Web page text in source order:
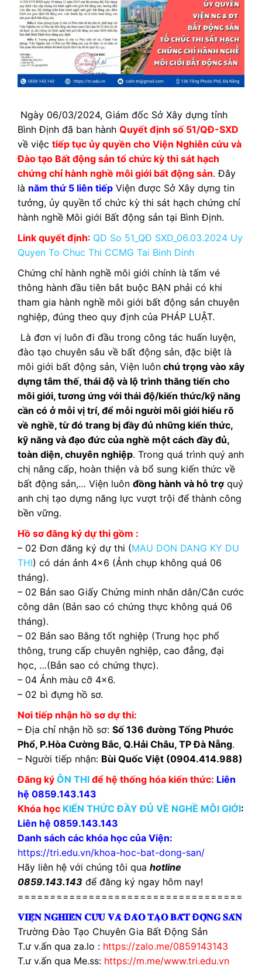
Ngày 06/03/2024, Giám đốc Sở Xây dựng tỉnh
Bình Định đã ban hành Quyết định số 51/QĐ-SXD
về việc tiếp tục ủy quyền cho Viện Nghiên cứu và
Đào tạo Bất động sản tổ chức kỳ thi sát hạch
chứng chỉ hành nghề môi giới bất động sản. Đây
là năm thứ 5 liên tiếp Viện được Sở Xây dựng tin
tưởng, ủy quyền tổ chức kỳ thi sát hạch chứng chỉ
hành nghề Môi giới Bất động sản tại Bình Định.
Link quyết định: QD So 51_QĐ SXD_06.03.2024 Uy
Quyen To Chuc Thi CCMG Tai Binh Dinh
Chứng chỉ hành nghề môi giới chính là tấm vé
thông hành đầu tiên bắt buộc BẠN phải có khi
tham gia hành nghề môi giới bất động sản chuyên
nghiệp, đúng theo quy định của PHÁP LUẬT.
Là đơn vị luôn đi đầu trong công tác huấn luyện,
đào tạo chuyên sâu về bất động sản, đặc biệt là
môi giới bất động sản, Viện luôn chú trọng vào xây
dựng tâm thế, thái độ và lộ trình thăng tiến cho
môi giới, tương ứng với thái độ/kiến thức/kỹ năng
cần có ở mỗi vị trí, để mỗi người môi giới hiểu rõ
về nghề, từ đó trang bị đầy đủ những kiến thức,
kỹ năng và đạo đức của nghề một cách đầy đủ,
toàn diện, chuyên nghiệp. Trong quá trình quý anh
chị nâng cấp, hoàn thiện và bổ sung kiến thức về
bất động sản,… Viện luôn đồng hành và hỗ trợ quý
anh chị tạo dựng năng lực vượt trội để thành công
bền vững.
Hồ sơ đăng ký dự thi gồm :
– 02 Đơn đăng ký dự thi (MAU DON DANG KY DU
THI) có dán ảnh 4×6 (Ảnh chụp không quá 06
tháng).
– 02 Bản sao Giấy Chứng minh nhân dân/Căn cước
công dân (Bản sao có chứng thực không quá 06
tháng).
– 02 Bản sao Bằng tốt nghiệp (Trung học phổ
thông, trung cấp chuyên nghiệp, cao đẳng, đại
học, …(Bản sao có chứng thực).
– 04 Ảnh màu cỡ 4×6.
– 02 bì đựng hồ sơ.
Nơi tiếp nhận hồ sơ dự thi:
– Địa chỉ nhận hồ sơ: Số 136 đường Tống Phước
Phổ, P.Hòa Cường Bắc, Q.Hải Châu, TP Đà Nẵng.
– Người tiếp nhận: Bùi Quốc Việt (0904.414.988)
Đăng ký ÔN THI để hệ thống hóa kiến thức: Liên
hệ 0859.143.143
Khóa học KIẾN THỨC ĐẦY ĐỦ VỀ NGHỀ MÔI GIỚI:
Liên hệ 0859.143.143
Danh sách các khóa học của Viện:
https://tri.edu.vn/khoa-hoc-bat-dong-san/
Hãy liên hệ với chúng tôi qua hotline
0859.143.143 để đăng ký ngay hôm nay!
===================================
𝐕𝐈𝐄̣̂𝐍 𝐍𝐆𝐇𝐈𝐄̂𝐍 𝐂𝐔̛́𝐔 𝐕𝐀̀ Đ𝐀̀𝐎 𝐓𝐀̣𝐎 𝐁𝐀̂́𝐓 Đ𝐎̣̂𝐍𝐆 𝐒𝐀̉𝐍
Trường Đào Tạo Chuyên Gia Bất Động Sản
T.ư v.ấn qua za.lo : https://zalo.me/0859143143
T.ư v.ấn qua Me.ss: https://m.me/www.tri.edu.vn